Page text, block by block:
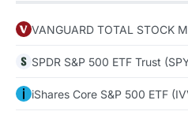
VANGUARD TOTAL STOCK
SPDR S&P 500 ETF Trust
iShares Core S&P 500 ETF